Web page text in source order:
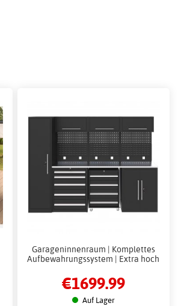
Garageninnenraum | Komplettes
Aufbewahrungssystem | Extra hoch
€1699.99
Auf Lager